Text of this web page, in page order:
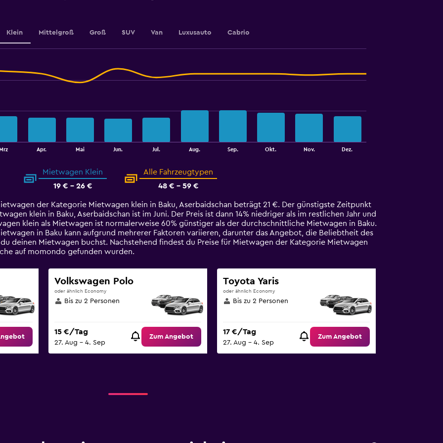
Klein Mittelgroß Groß SUV Van Luxusauto Cabrio
Mrz Apr. Mai Jun. Jul. Aug. Sep. Okt. Nov. Dez.
Mietwagen Klein
19 € - 26 €
Alle Fahrzeugtypen
48 € - 59 €
der Kategorie Mietwagen klein in Baku, Aserbaidschan beträgt 21 €. Der günstigste Zeitpunkt
klein in Baku, Aserbaidschan ist im Juni. Der Preis ist dann 14% niedriger als im restlichen Jahr und
klein als Mietwagen ist normalerweise 60% günstiger als der durchschnittliche Mietwagen in Baku.
in Baku kann aufgrund mehrerer Faktoren variieren, darunter das Angebot, die Beliebtheit des
deinen Mietwagen buchst. Nachstehend findest du Preise für Mietwagen der Kategorie Mietwagen
auf momondo gefunden wurden.
Volkswagen Polo
oder ähnlich Economy
Bis zu 2 Personen
15 €/Tag
27. Aug – 4. Sep
Zum Angebot
Toyota Yaris
oder ähnlich Economy
Bis zu 2 Personen
17 €/Tag
27. Aug – 4. Sep
Zum Angebot